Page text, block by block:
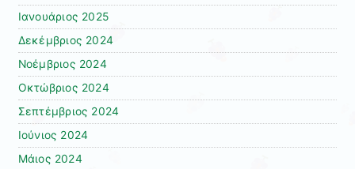
Ιανουάριος 2025
Δεκέμβριος 2024
Νοέμβριος 2024
Οκτώβριος 2024
Σεπτέμβριος 2024
Ιούνιος 2024
Μάιος 2024